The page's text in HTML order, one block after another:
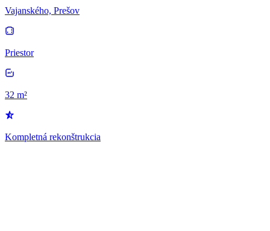
Vajanského, Prešov
Priestor
32 m²
Kompletná rekonštrukcia